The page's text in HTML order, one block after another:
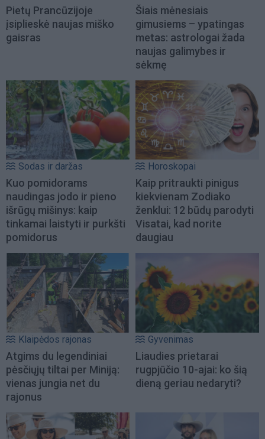
Pietų Prancūzijoje
įsiplieskė naujas miško
gaisras
Šiais mėnesiais
gimusiems – ypatingas
metas: astrologai žada
naujas galimybes ir
sėkmę
Sodas ir daržas
Kuo pomidorams
naudingas jodo ir pieno
išrūgų mišinys: kaip
tinkamai laistyti ir purkšti
pomidorus
Horoskopai
Kaip pritraukti pinigus
kiekvienam Zodiako
ženklui: 12 būdų parodyti
Visatai, kad norite
daugiau
Klaipėdos rajonas
Atgims du legendiniai
pėsčiųjų tiltai per Miniją:
vienas jungia net du
rajonus
Gyvenimas
Liaudies prietarai
rugpjūčio 10-ajai: ko šią
dieną geriau nedaryti?